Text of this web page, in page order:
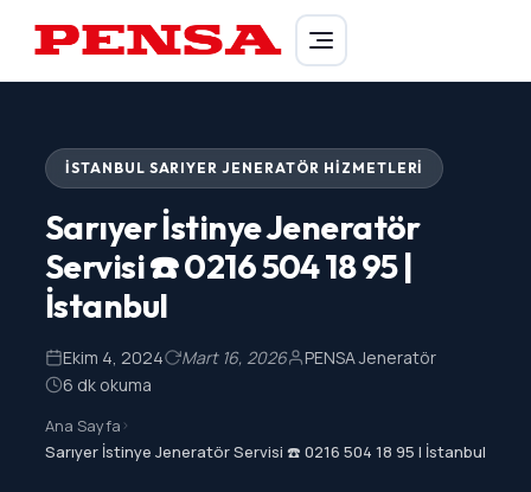
PENSA Generator
İSTANBUL SARIYER JENERATÖR HIZMETLERI
Sarıyer İstinye Jeneratör
Servisi ☎️ 0216 504 18 95 |
İstanbul
Ekim 4, 2024 Mart 16, 2026
PENSA Jeneratör
6 dk okuma
Ana Sayfa>
Sarıyer İstinye Jeneratör Servisi ☎️ 0216 504 18 95 | İstanbul